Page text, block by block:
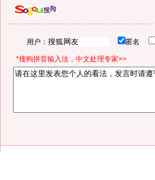
用户： 匿名
*搜狗拼音输入法，中文处理专家>>